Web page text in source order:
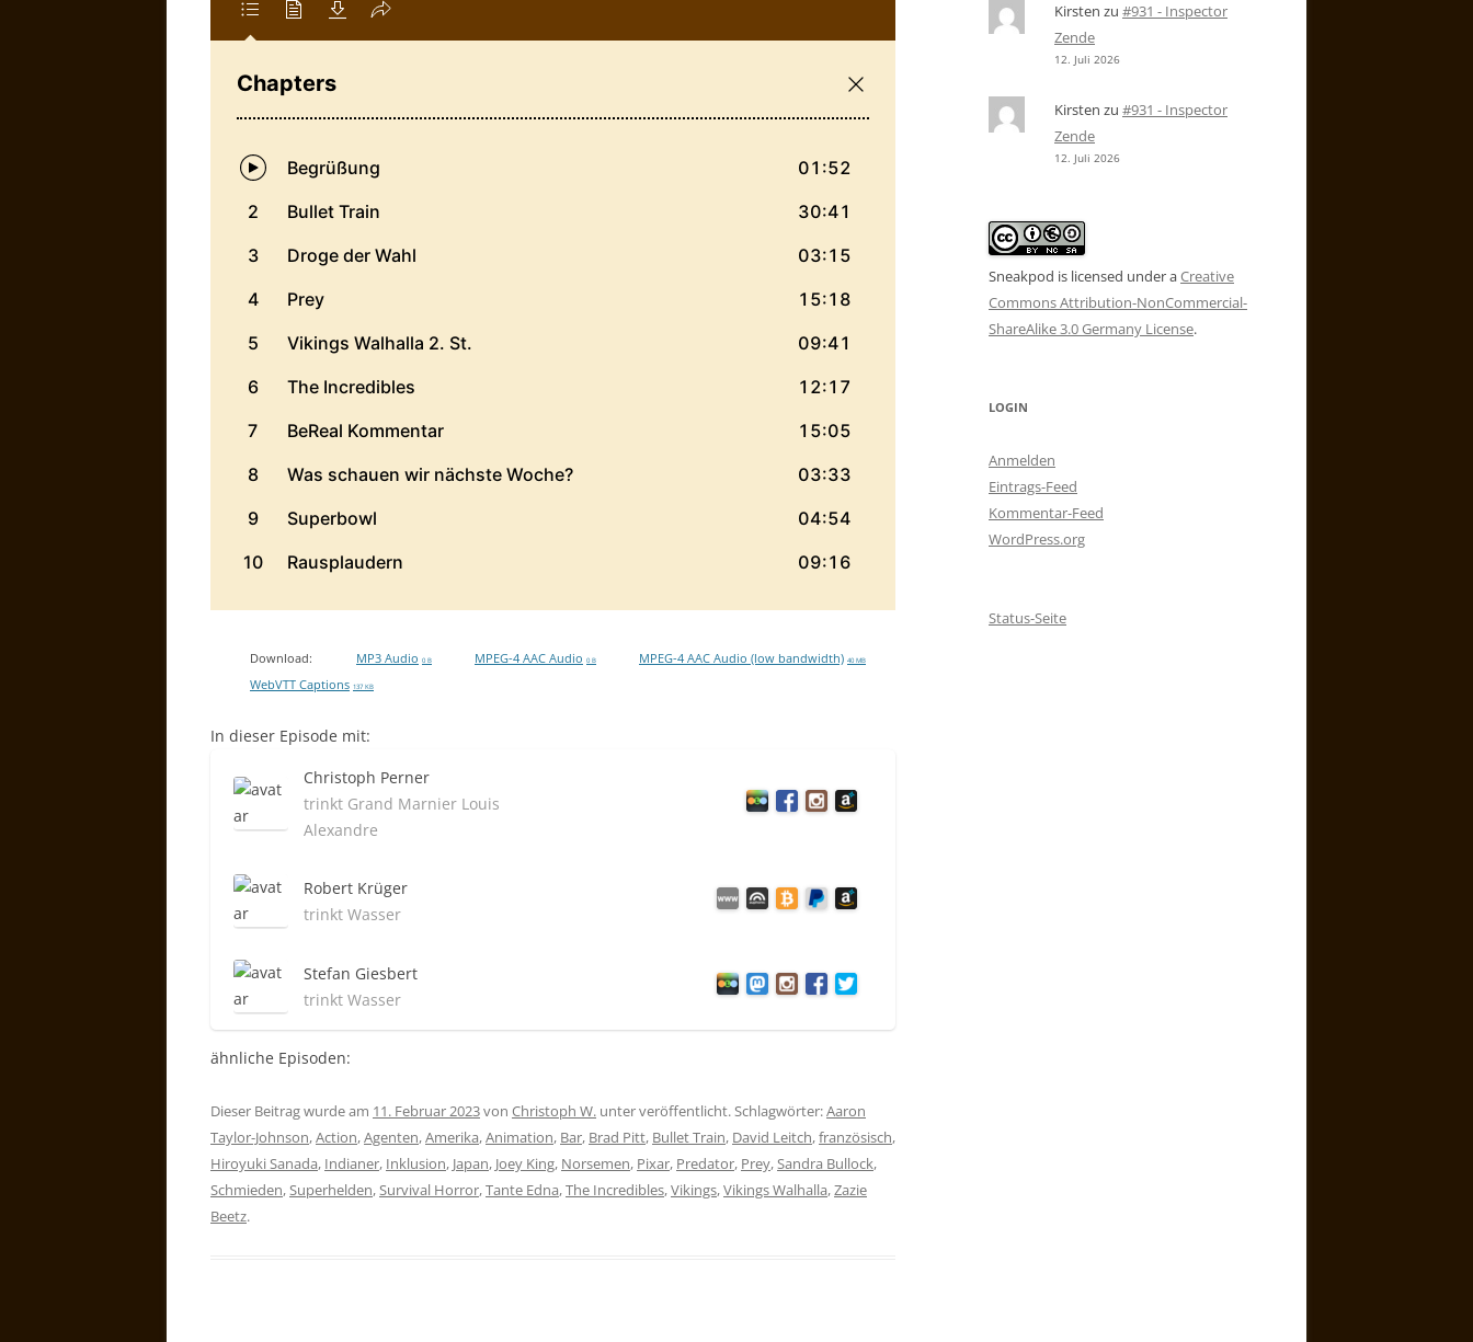
Download: MP3 Audio 0 B MPEG-4 AAC Audio 0 B MPEG-4 AAC Audio (low bandwidth) 40 MB
WebVTT Captions 137 KB
In dieser Episode mit:
Christoph Perner
trinkt Grand Marnier Louis
Alexandre
Robert Krüger
trinkt Wasser
Stefan Giesbert
trinkt Wasser
ähnliche Episoden:
Dieser Beitrag wurde am 11. Februar 2023von Christoph W. unter veröffentlicht. Schlagwörter:Aaron
Taylor-Johnson,Action,Agenten,Amerika,Animation, Bar, Brad Pitt, Bullet Train, David Leitch,französisch,
Hiroyuki Sanada, Indianer, Inklusion, Japan, Joey King, Norsemen, Pixar, Predator, Prey,Sandra Bullock,
Schmieden,Superhelden,Survival Horror,Tante Edna,The Incredibles,Vikings,Vikings Walhalla,Zazie
Beetz.
Kirsten zu #931 - Inspector
Zende
12. Juli 2026
Kirsten zu #931 - Inspector
Zende
12. Juli 2026
Sneakpod is licensed under aCreative
Commons Attribution-NonCommercial-
ShareAlike 3.0 Germany License.
LOGIN
Anmelden
Eintrags-Feed
Kommentar-Feed
WordPress.org
Status-Seite